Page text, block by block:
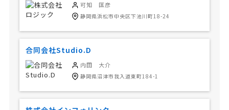
可知 匡彦
静岡県浜松市中央区下池川町18-24
合同会社Studio.D
内田 大介
静岡県沼津市我入道東町184-1